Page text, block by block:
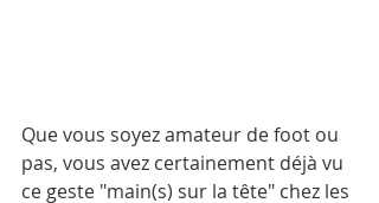
Que vous soyez amateur de foot ou
pas, vous avez certainement déjà vu
ce geste "main(s) sur la tête" chez les